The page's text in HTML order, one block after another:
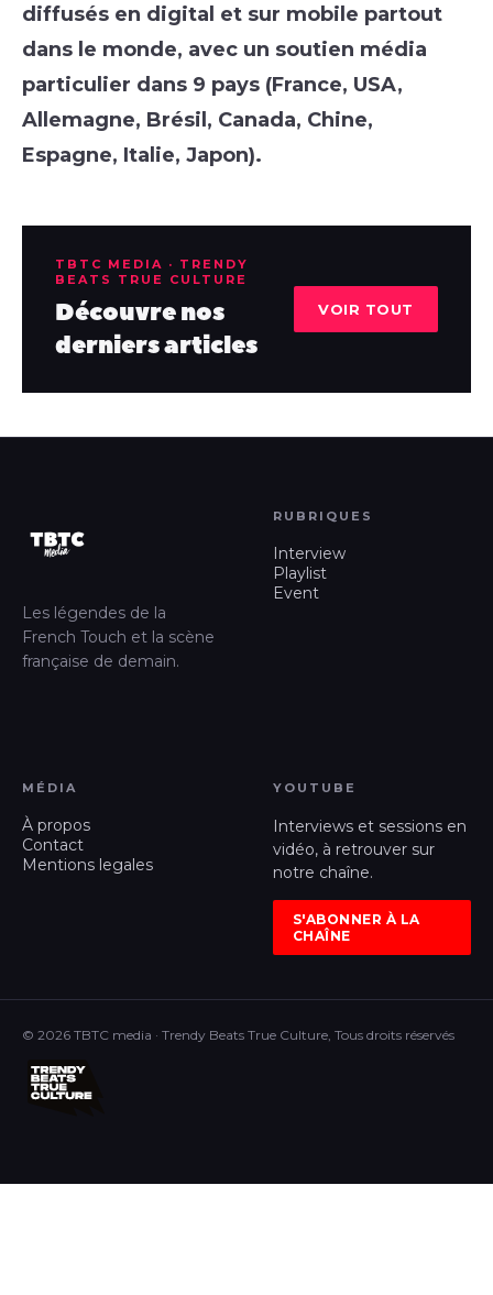
diffusés en digital et sur mobile partout
dans le monde, avec un soutien média
particulier dans 9 pays (France, USA,
Allemagne, Brésil, Canada, Chine,
Espagne, Italie, Japon).
TBTC MEDIA · TRENDY
BEATS TRUE CULTURE
Découvre nos
derniers articles
VOIR TOUT
Les légendes de la
French Touch et la scène
française de demain.
RUBRIQUES
Interview
Playlist
Event
MÉDIA
À propos
Contact
Mentions legales
YOUTUBE
Interviews et sessions en
vidéo, à retrouver sur
notre chaîne.
S'ABONNER À LA
CHAÎNE
© 2026 TBTC media · Trendy Beats True Culture, Tous droits réservés